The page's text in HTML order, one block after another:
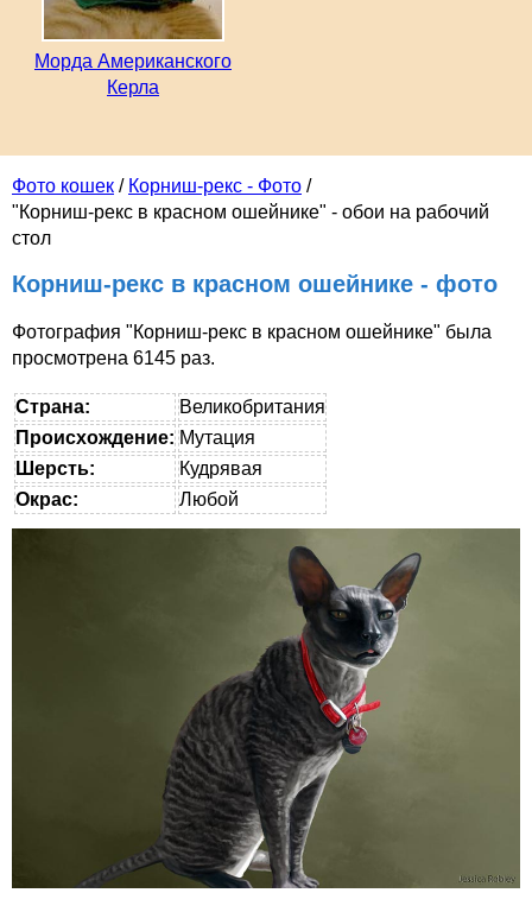
Фото кошек / Корниш-рекс - Фото /
"Корниш-рекс в красном ошейнике" - обои на рабочий
стол
Корниш-рекс в красном ошейнике - фото
Фотография "Корниш-рекс в красном ошейнике" была
просмотрена 6145 раз.
Страна:
Великобритания
Происхождение: Мутация
Шерсть:
Кудрявая
Окрас:
Любой
Морда Американского
Керла